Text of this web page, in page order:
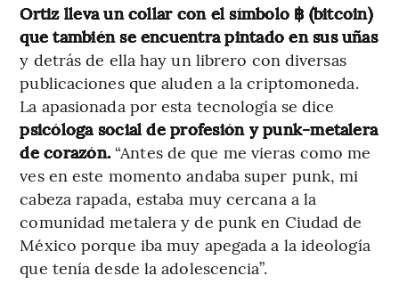
Ortiz lleva un collar con el símbolo ฿ (bitcoin)
que también se encuentra pintado en sus uñas
y detrás de ella hay un librero con diversas
publicaciones que aluden a la criptomoneda.
La apasionada por esta tecnología se dice
psicóloga social de profesión y punk-metalera
de corazón. “Antes de que me vieras como me
ves en este momento andaba super punk, mi
cabeza rapada, estaba muy cercana a la
comunidad metalera y de punk en Ciudad de
México porque iba muy apegada a la ideología
que tenía desde la adolescencia”.